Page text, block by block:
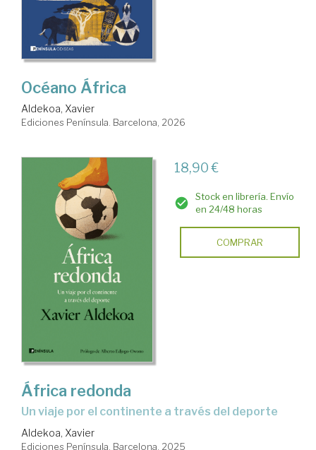
Océano África
Aldekoa, Xavier
Ediciones Península. Barcelona, 2026
18,90 €
Stock en librería. Envío
en 24/48 horas
COMPRAR
África redonda
Un viaje por el continente a través del deporte
Aldekoa, Xavier
Ediciones Península. Barcelona, 2025